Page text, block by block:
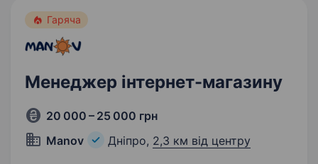
Гаряча
Менеджер інтернет-магазину
20 000 – 25 000 грн
Manov
Дніпро, 2,3 км від центру